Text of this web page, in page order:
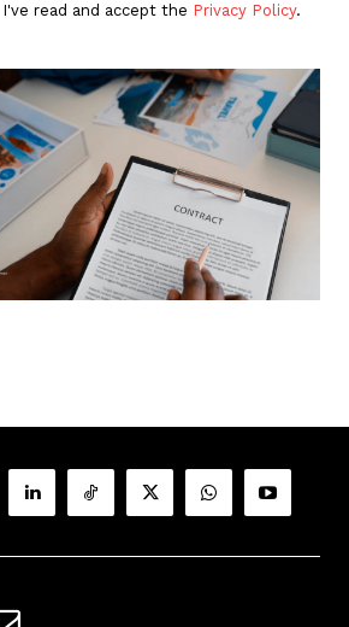
I've read and accept the Privacy Policy.